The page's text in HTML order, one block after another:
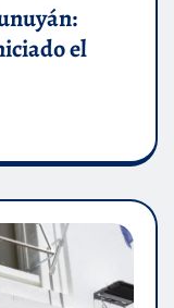
el